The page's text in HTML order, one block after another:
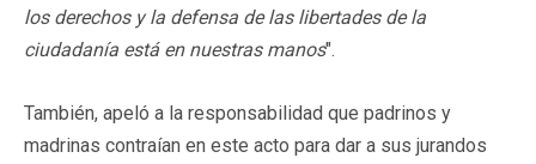
los derechos y la defensa de las libertades de la
ciudadanía está en nuestras manos".
También, apeló a la responsabilidad que padrinos y
madrinas contraían en este acto para dar a sus jurandos